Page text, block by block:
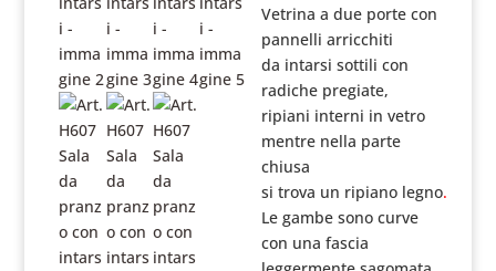
Vetrina a due porte con
pannelli arricchiti
da intarsi sottilicon
radiche pregiate,
ripiani interni in vetro
mentre nella parte
chiusa
si trova un ripiano legno.
Le gambe sono curve
con una fascia